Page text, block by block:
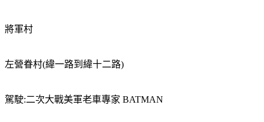
將軍村
左營眷村(緯一路到緯十二路)
駕駛:二次大戰美軍老車專家 BATMAN